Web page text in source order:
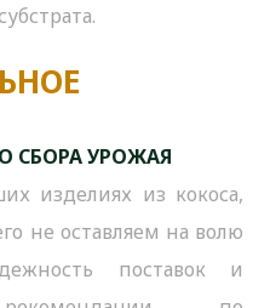
СБОРА УРОЖАЯ
изделиях из кокоса,
не оставляем на волю
поставок и